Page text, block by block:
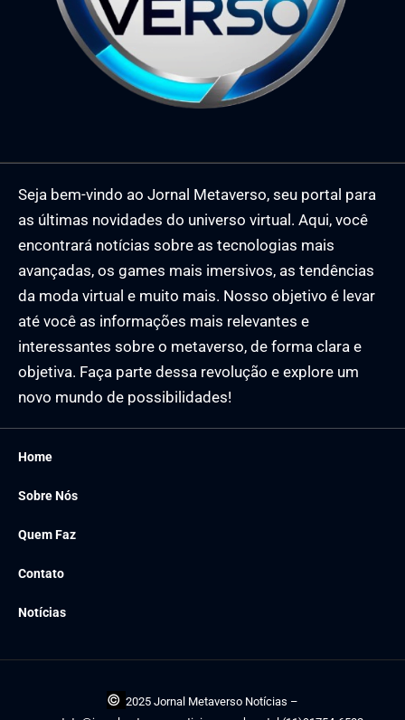
Seja bem-vindo ao Jornal Metaverso, seu portal para
as últimas novidades do universo virtual. Aqui, você
encontrará notícias sobre as tecnologias mais
avançadas, os games mais imersivos, as tendências
da moda virtual e muito mais. Nosso objetivo é levar
até você as informações mais relevantes e
interessantes sobre o metaverso, de forma clara e
objetiva. Faça parte dessa revolução e explore um
novo mundo de possibilidades!
Home
Sobre Nós
Quem Faz
Contato
Notícias
© 2025 Jornal Metaverso Notícias –